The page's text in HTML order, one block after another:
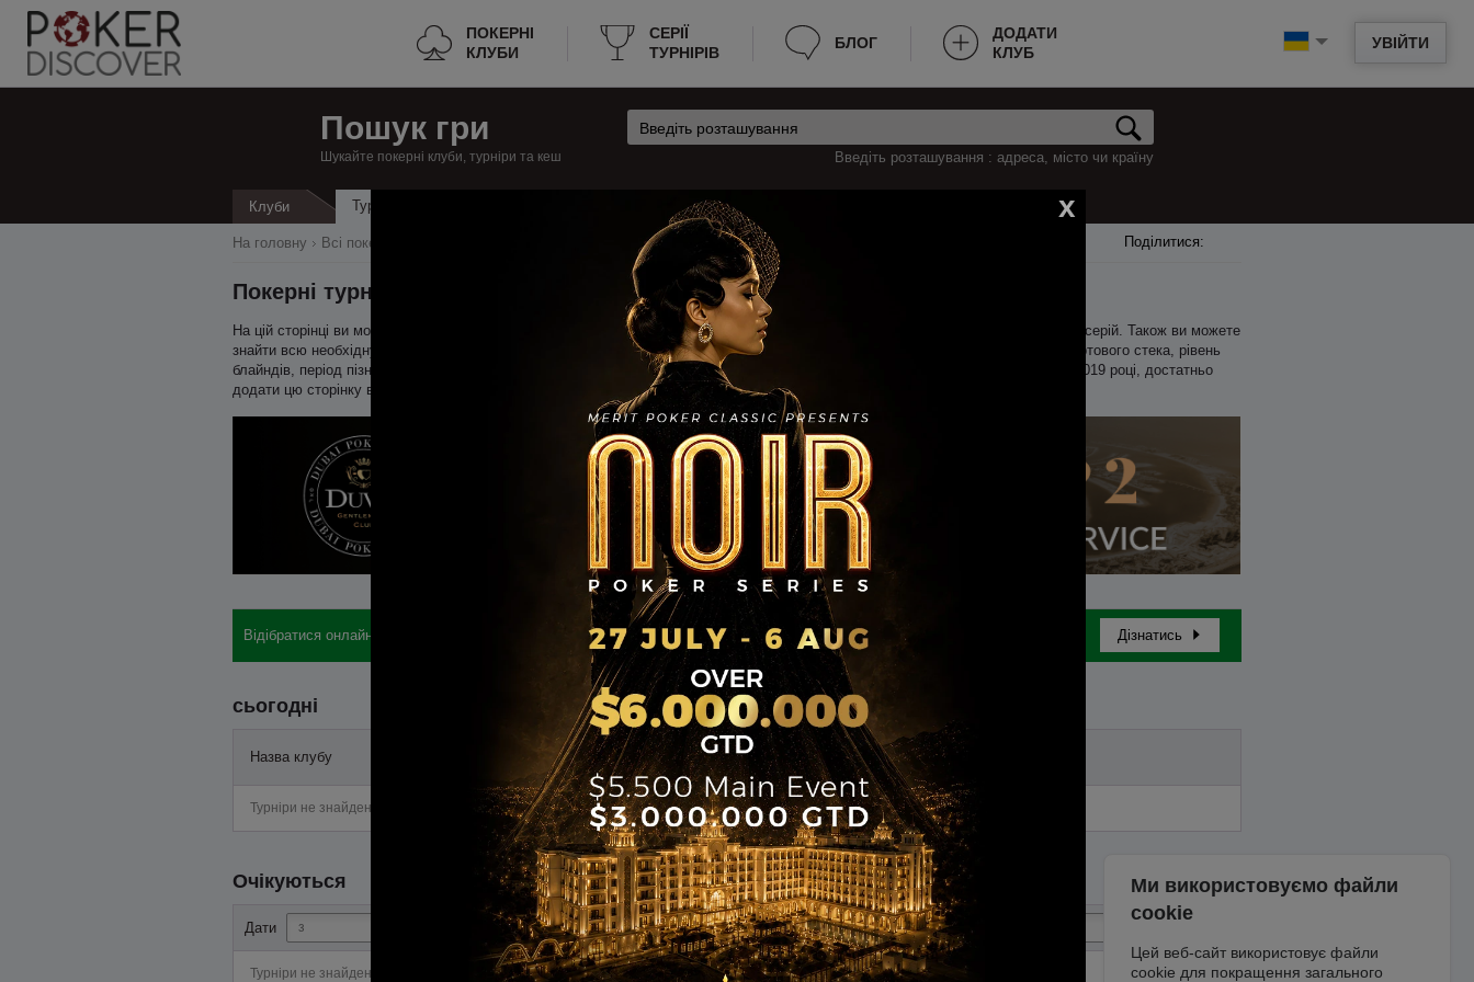
УВІЙТИ
ПОКЕРНІ
КЛУБИ
CЕРІЇ
ТУРНІРІВ
БЛОГ
ДОДАТИ
КЛУБ
Пошук гри
Шукайте покерні клуби, турніри та кеш Введіть розташування : адреса, місто чи країну
Клуби Турніри x
Поділитися:
На головну Всі покерні клуби Палавас-ле-Фло Турніри
Покерні турніри в Палавас-ле-Фло
На цій сторінці ви можете знайти всі турніри з покеру в Палавас-ле-Фло, які будуть проходити цього тижня, і анонси майбутніх серій. Також ви можете
знайти всю необхідну інформацію про турніри, наприклад: розклад, місце проведення, вартість входу, час початку, розмір стартового стека, рівень
блайндів, період пізньої реєстрації. Тепер не потрібно витрачати багато часу на пошук турнірного покеру в Палавас-ле-Фло в 2019 році, достатньо
додати цю сторінку в закладки.
Відібратися онлайн: бай-іни, готелі, логістика Дізнатись
сьогодні
Назва клубу
Пізня
реєстрація
Подія
Турніри не знайдені
Очікуються
Дати Бай-ін -
Турніри не знайдені
Ми використовуємо файли
cookie
Цей веб-сайт використовує файли
cookie для покращення загального